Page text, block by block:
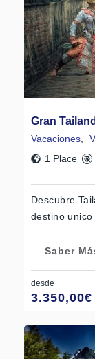
Gran
Vacaciones
1 Place
Descubre
destino
Saber
desde
3.350,00€